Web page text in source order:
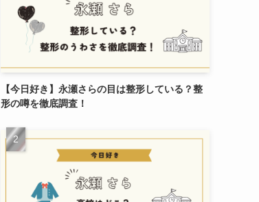
【今日好き】永瀬さらの目は整形している？整
形の噂を徹底調査！